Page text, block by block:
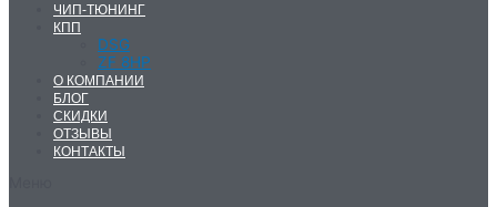
ЧИП-ТЮНИНГ
КПП
DSG
ZF 8HP
О КОМПАНИИ
БЛОГ
СКИДКИ
ОТЗЫВЫ
КОНТАКТЫ